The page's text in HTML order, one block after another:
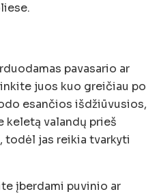
pavasario ar
juos kuo greičiau po
esančios išdžiūvusios,
keletą valandų prieš
todėl jas reikia tvarkyti
įberdami puvinio ar